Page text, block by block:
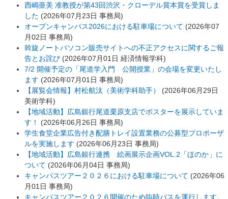
西嶋亜美 准教授が第43回渋沢・クローデル賞本賞を受賞しま
した (2026年07月23日 事務局)
オープンキャンパス2026における駐車場について (2026年07
月02日 事務局)
斡旋ノートパソコン販売サイトへの不正アクセスに関するご報
告とお詫び (2026年07月01日 経済情報学科)
7/2 開催予定の「尾道学入門 公開授業」の会場を変更いたし
ます (2026年07月01日 事務局)
【展覧会情報】村松航汰（美術学科助手）
(2026年06月29日
美術学科)
【地域活動】広島銀行尾道栗原支店でポスターを展示していま
す！
(2026年06月26日 事務局)
学生食堂企業広告付き配膳トレイ設置業務の公募型プロポーザ
ルを実施します (2026年06月23日 事務局)
【地域活動】広島銀行連携 絵画展示企画VOL.2「ほのか」に
ついて (2026年06月04日 事務局)
キャンパスツアー２０２６における駐車場について (2026年06
月01日 事務局)
キャンパスツアー２０２６開催のため臨時バスを運行します。